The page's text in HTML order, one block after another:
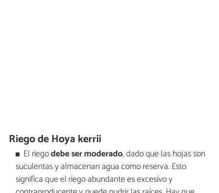
Riego de Hoya kerrii
El riegodebe ser moderado, dado que las hojas son
suculentas y almacenan agua como reserva. Esto
significa que el riego abundante es excesivo y